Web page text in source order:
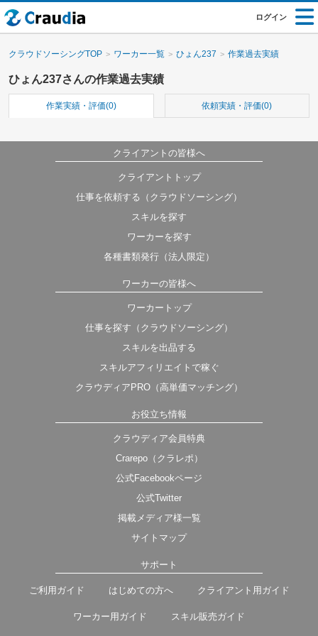
ログイン
クラウドソーシングTOP ワーカー一覧 ひょん237 作業過去実績
ひょん237さんの作業過去実績
作業実績・評価(0) 依頼実績・評価(0)
クライアントの皆様へ
クライアントトップ
仕事を依頼する（クラウドソーシング）
スキルを探す
ワーカーを探す
各種書類発行（法人限定）
ワーカーの皆様へ
ワーカートップ
仕事を探す（クラウドソーシング）
スキルを出品する
スキルアフィリエイトで稼ぐ
クラウディアPRO（高単価マッチング）
お役立ち情報
クラウディア会員特典
Crarepo（クラレポ）
公式Facebookページ
公式Twitter
掲載メディア様一覧
サイトマップ
サポート
ご利用ガイド はじめての方へ クライアント用ガイド
ワーカー用ガイド スキル販売ガイド